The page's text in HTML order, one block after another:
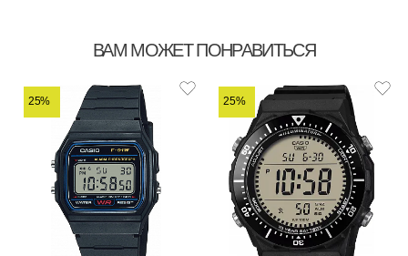
ВАМ МОЖЕТ ПОНРАВИТЬСЯ
25% 25%